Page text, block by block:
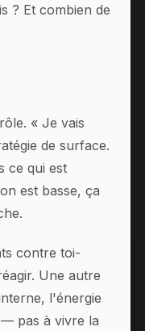
? Et combien de
« Je vais
de surface.
ce qui est
est basse, ça
contre toi-
Une autre
l'énergie
pas à vivre la